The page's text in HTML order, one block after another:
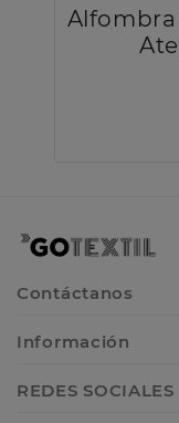
Alfombra
Contáctanos
Información
REDES SOCIALES